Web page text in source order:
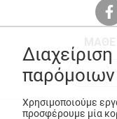
Χρησιμοποιούμε
προσφέρουμε μία